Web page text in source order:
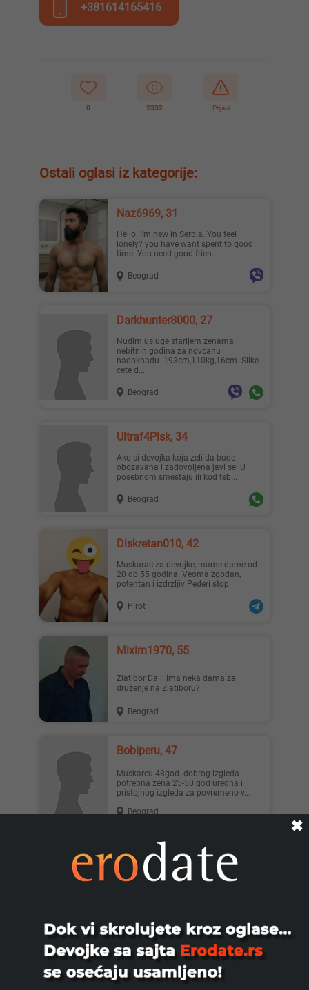
+381614165416
0 2332 Prijavi
Ostali oglasi iz kategorije:
Naz6969, 31
Hello. I'm new in Serbia. You feel
lonely? you have want spent to good
time. You need good frien...
Beograd
Darkhunter8000, 27
Nudim usluge starijem zenama
nebitnih godina za novcanu
nadoknadu. 193cm,110kg,16cm. Slike
cete d...
Beograd
Ultraf4Plsk, 34
Ako si devojka koja zeli da bude
obozavana i zadovoljena javi se. U
posebnom smestaju ili kod teb...
Beograd
Diskretan010, 42
Muskarac za devojke, mame dame od
20 do 55 godina. Veoma zgodan,
potentan i izdrzljiv Pederi stop!
Pirot
Mixim1970, 55
Zlatibor Da li ima neka dama za
druženje na Zlatiboru?
Beograd
Bobiperu, 47
Muskarcu 48god. dobrog izgleda
potrebna zena 25-50 god uredna i
pristojnog izgleda za povremeno v...
Beograd
Nedth78, 47
Tražim Deda Mrazicu Tražim prirodnu,
slatku i pohotnu Deda Mrazicu koja želi
Sone83, 42
Neka devojka ili drugarice za druženje
kod mene aj prevarite se pa se javite a
✖